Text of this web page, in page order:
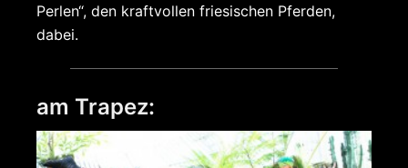
Perlen“, den kraftvollen friesischen Pferden,
dabei.
am Trapez: